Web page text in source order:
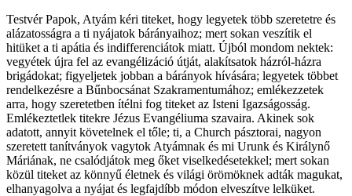
Testvér Papok, Atyám kéri titeket, hogy legyetek több szeretetre és
alázatosságra a ti nyájatok bárányaihoz; mert sokan veszítik el
hitüket a ti apátia és indifferenciátok miatt. Újból mondom nektek:
vegyétek újra fel az evangélizáció útját, alakítsatok házról-házra
brigádokat; figyeljetek jobban a bárányok hívására; legyetek többet
rendelkezésre a Bűnbocsánat Szakramentumához; emlékezzetek
arra, hogy szeretetben ítélni fog titeket az Isteni Igazságosság.
Emlékeztetlek titekre Jézus Evangéliuma szavaira. Akinek sok
adatott, annyit követelnek el tőle; ti, a Church pásztorai, nagyon
szeretett tanítványok vagytok Atyámnak és mi Urunk és Királynő
Máriának, ne csalódjátok meg őket viselkedésetekkel; mert sokan
közül titeket az könnyű életnek és világi örömöknek adták magukat,
elhanyagolva a nyájat és legfajdíbb módon elveszítve lelküket.